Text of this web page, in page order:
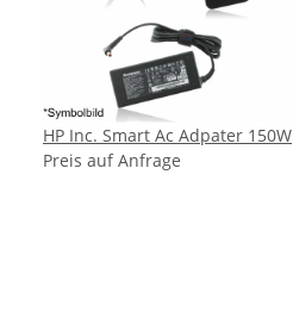
HP Inc. Smart Ac Adpater 150W
Preis auf Anfrage